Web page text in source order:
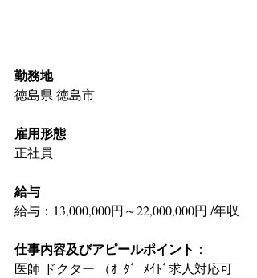
勤務地
徳島県 徳島市
雇用形態
正社員
給与
給与：13,000,000円～22,000,000円 /年収
仕事内容及びアピールポイント ：
医師 ドクター （ｵｰﾀﾞｰﾒｲﾄﾞ求人対応可